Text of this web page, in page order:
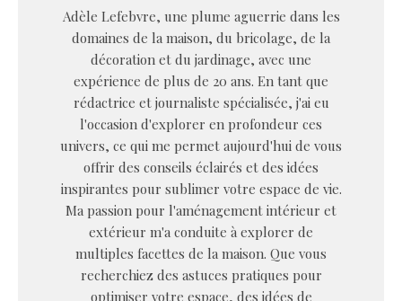
Adèle Lefebvre, une plume aguerrie dans les
domaines de la maison, du bricolage, de la
décoration et du jardinage, avec une
expérience de plus de 20 ans. En tant que
rédactrice et journaliste spécialisée, j'ai eu
l'occasion d'explorer en profondeur ces
univers, ce qui me permet aujourd'hui de vous
offrir des conseils éclairés et des idées
inspirantes pour sublimer votre espace de vie.
Ma passion pour l'aménagement intérieur et
extérieur m'a conduite à explorer de
multiples facettes de la maison. Que vous
recherchiez des astuces pratiques pour
optimiser votre espace, des idées de